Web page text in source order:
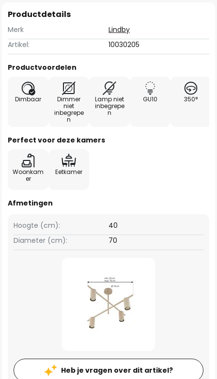
Productdetails
Merk
Lindby
Artikel:
10030205
Productvoordelen
Dimbaar
Dimmer
niet
inbegrepe
n
Lamp niet
inbegrepe
n
GU10 350°
Perfect voor deze kamers
Woonkam
er
Eetkamer
Afmetingen
Hoogte (cm):
40
Diameter (cm):
70
Heb je vragen over dit artikel?